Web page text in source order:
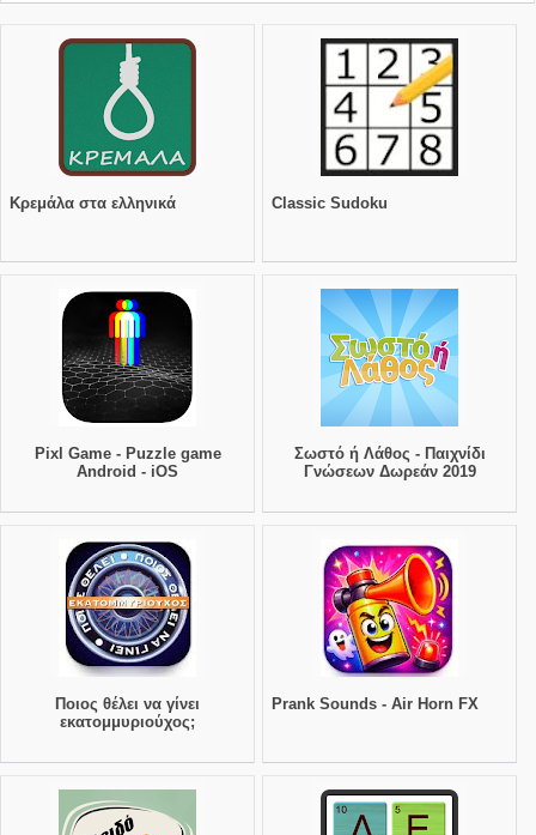
Κρεμάλα στα ελληνικά Classic Sudoku
Pixl Game - Puzzle game
Android - iOS
Σωστό ή Λάθος - Παιχνίδι
Γνώσεων Δωρεάν 2019
Ποιος θέλει να γίνει
εκατομμυριούχος;
Prank Sounds - Air Horn FX